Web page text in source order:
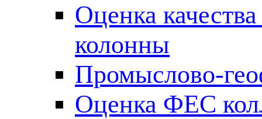
Оценка
колонны
Промыслово-
Оценка ФЕС